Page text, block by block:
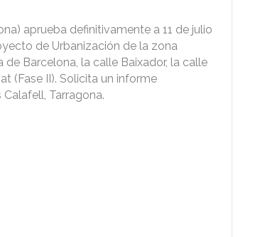
aprueba definitivamente a 11 de julio
de Urbanización de la zona
Barcelona, la ​​calle Baixador, la calle
(Fase II). Solicita un informe
Tarragona.